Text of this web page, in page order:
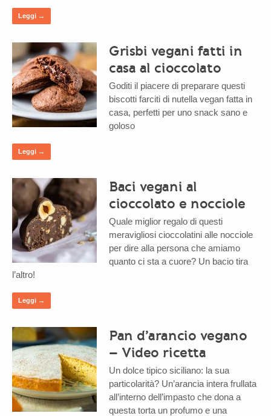
Leggi →
Grisbi vegani fatti in
casa al cioccolato
Goditi il piacere di preparare questi
biscotti farciti di nutella vegan fatta in
casa, perfetti per uno snack sano e
goloso
Leggi →
Baci vegani al
cioccolato e nocciole
Quale miglior regalo di questi
meravigliosi cioccolatini alle nocciole
per dire alla persona che amiamo
quanto ci sta a cuore? Un bacio tira
l’altro!
Leggi →
Pan d’arancio vegano
– Video ricetta
Un dolce tipico siciliano: la sua
particolarità? Un’arancia intera frullata
all’interno dell’impasto che dona a
questa torta un profumo e una